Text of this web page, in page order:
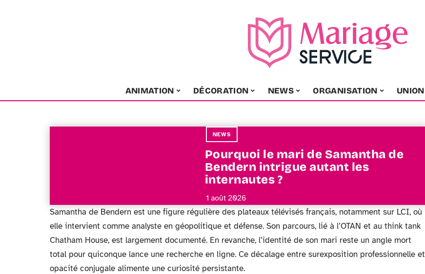
ANIMATION DÉCORATION NEWS ORGANISATION UNION
NEWS
Pourquoi le mari de Samantha de
Bendern intrigue autant les
internautes ?
1 août 2026
Samantha de Bendern est une figure régulière des plateaux télévisés français, notamment sur LCI, où
elle intervient comme analyste en géopolitique et défense. Son parcours, lié à l’OTAN et au think tank
Chatham House, est largement documenté. En revanche, l’identité de son mari reste un angle mort
total pour quiconque lance une recherche en ligne. Ce décalage entre surexposition professionnelle et
opacité conjugale alimente une curiosité persistante.